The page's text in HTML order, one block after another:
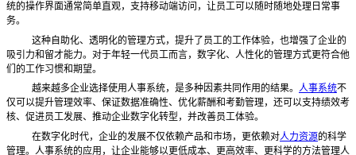
统的操作界面通常简单直观，支持移动端访问，让员工可以随时随地处理日常事
务。
这种自助化、透明化的管理方式，提升了员工的工作体验，也增强了企业的
吸引力和留才能力。对于年轻一代员工而言，数字化、人性化的管理方式更符合他
们的工作习惯和期望。
越来越多企业选择使用人事系统，是多种因素共同作用的结果。 人事系统不
仅可以提升管理效率、保证数据准确性、优化薪酬和考勤管理，还可以支持绩效考
核、促进员工发展、推动企业数字化转型，并改善员工体验。
在数字化时代，企业的发展不仅依赖产品和市场，更依赖对人力资源的科学
管理。人事系统的应用，让企业能够以更低成本、更高效率、更科学的方法管理人